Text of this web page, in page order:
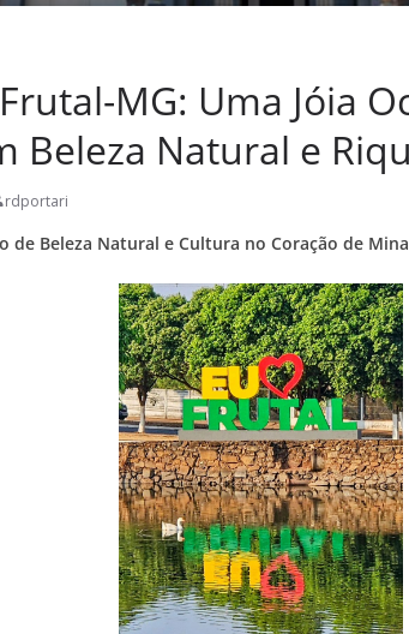
MG: Uma Jóia
Beleza Natural e
rdportari
de Beleza Natural e Cultura no Coração de